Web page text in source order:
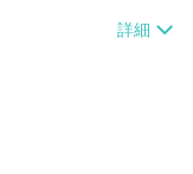
取貨
付款【單件
免運
、滿5件